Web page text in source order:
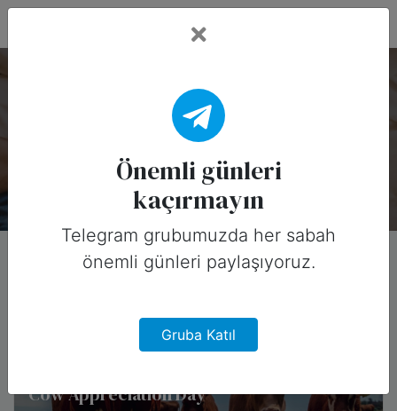
Önemli Günler: Takdir
Bu koleksiyonda 7 özel gün var.
Cow Appreciation Day
Önemli günleri
kaçırmayın
Telegram grubumuzda her sabah
önemli günleri paylaşıyoruz.
Gruba Katıl